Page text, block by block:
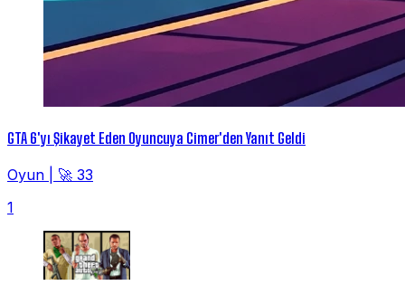
GTA 6'yı Şikayet Eden Oyuncuya Cimer'den Yanıt Geldi
Oyun
🚀 33
1